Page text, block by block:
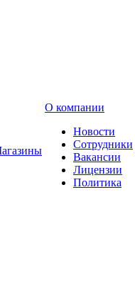
О компании
Новости
Сотрудники
Вакансии
Лицензии
Политика